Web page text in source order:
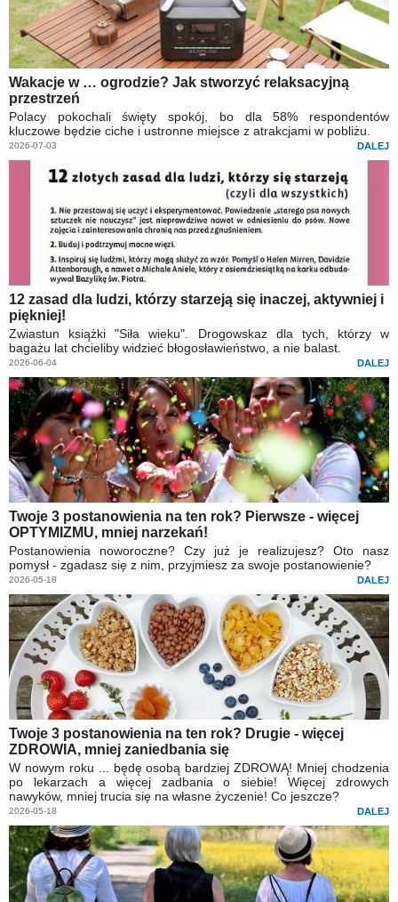
Wakacje w … ogrodzie? Jak stworzyć relaksacyjną
przestrzeń
Polacy pokochali święty spokój, bo dla 58% respondentów
kluczowe będzie ciche i ustronne miejsce z atrakcjami w pobliżu.
2026-07-03 DALEJ
12 zasad dla ludzi, którzy starzeją się inaczej, aktywniej i
piękniej!
Zwiastun książki "Siła wieku". Drogowskaz dla tych, którzy w
bagażu lat chcieliby widzieć błogosławieństwo, a nie balast.
2026-06-04 DALEJ
Twoje 3 postanowienia na ten rok? Pierwsze - więcej
OPTYMIZMU, mniej narzekań!
Postanowienia noworoczne? Czy już je realizujesz? Oto nasz
pomysł - zgadasz się z nim, przyjmiesz za swoje postanowienie?
2026-05-18 DALEJ
Twoje 3 postanowienia na ten rok? Drugie - więcej
ZDROWIA, mniej zaniedbania się
W nowym roku ... będę osobą bardziej ZDROWĄ! Mniej chodzenia
po lekarzach a więcej zadbania o siebie! Więcej zdrowych
nawyków, mniej trucia się na własne życzenie! Co jeszcze?
2026-05-18 DALEJ